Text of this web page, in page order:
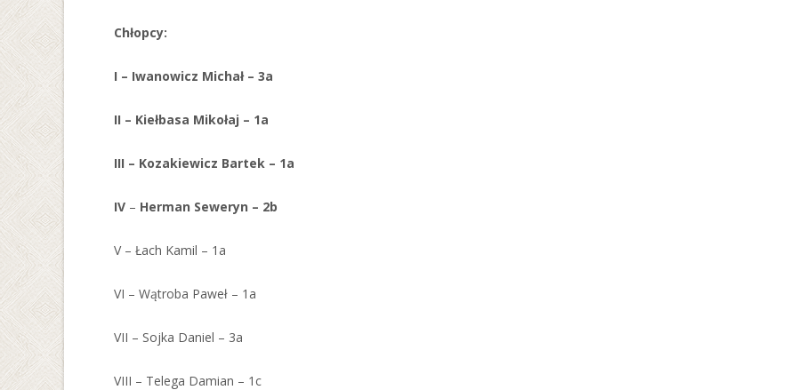
Chłopcy:
I – Iwanowicz Michał – 3a
II – Kiełbasa Mikołaj – 1a
III – Kozakiewicz Bartek – 1a
IV – Herman Seweryn – 2b
V – Łach Kamil – 1a
VI – Wątroba Paweł – 1a
VII – Sojka Daniel – 3a
VIII – Telega Damian – 1c